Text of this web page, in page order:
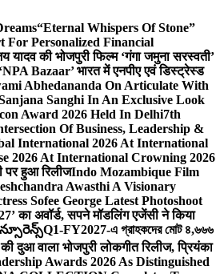
“Eternal Whispers Of Stone”
For Personalized Financial
यादव की भोजपुरी फिल्म ‘गंगा जमुना सरस्वती’
Bazaar’ भारत में एनपीए एवं डिस्ट्रेस्ड
Abhedananda On Articulate With
Sanghi In An Exclusive Look
Award 2026 Held In Delhi7th
Of Business, Leadership &
International 2026 At International
2026 At International Crowning 2026
पर हुआ रिलीजIndo Mozambique Film
Awasthi A Visionary
Sofee George Latest Photoshoot
का अवॉर्ड, सपने मॉडलिंग एजेंसी ने किया
Q1-FY2027-এ গ্রাহকদের মোট ৪,৬৬৬
दुआ वाला भोजपुरी लोकगीत रिलीज, प्रियंका
Awards 2026 As Distinguished